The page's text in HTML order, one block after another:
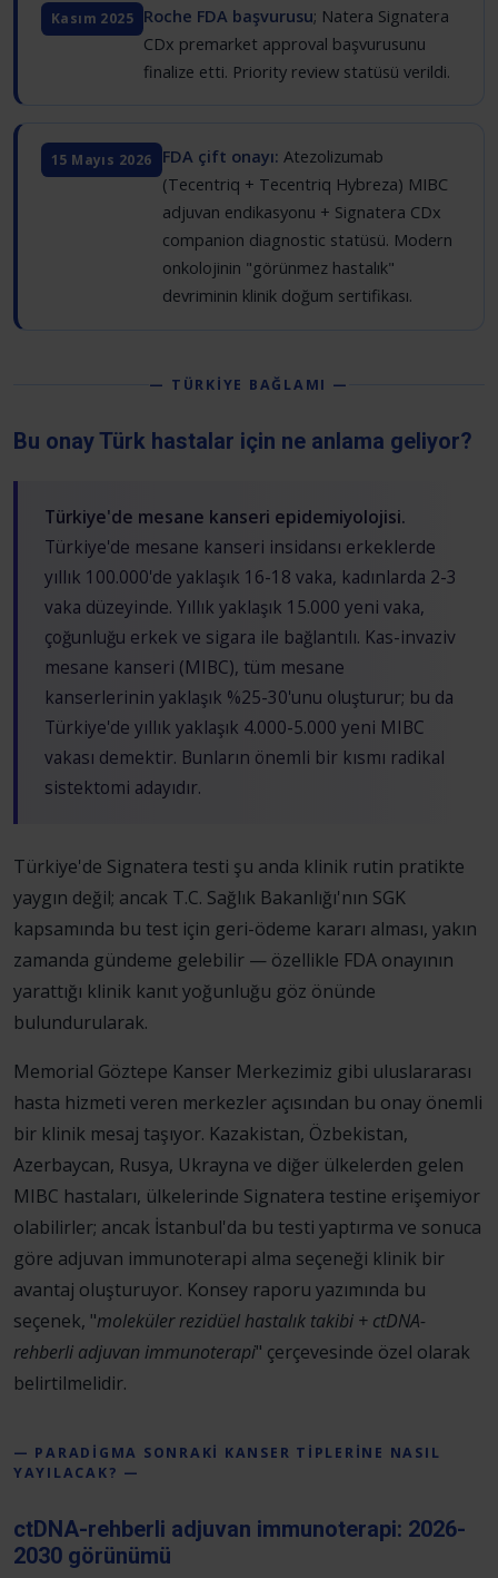
Kasım 2025 Roche FDA başvurusu; Natera Signatera
CDx premarket approval başvurusunu
finalize etti. Priority review statüsü verildi.
15 Mayıs 2026 FDA çift onayı: Atezolizumab
(Tecentriq + Tecentriq Hybreza) MIBC
adjuvan endikasyonu + Signatera CDx
companion diagnostic statüsü. Modern
onkolojinin "görünmez hastalık"
devriminin klinik doğum sertifikası.
— TÜRKİYE BAĞLAMI —
Bu onay Türk hastalar için ne anlama geliyor?
Türkiye'de mesane kanseri epidemiyolojisi.
Türkiye'de mesane kanseri insidansı erkeklerde
yıllık 100.000'de yaklaşık 16-18 vaka, kadınlarda 2-3
vaka düzeyinde. Yıllık yaklaşık 15.000 yeni vaka,
çoğunluğu erkek ve sigara ile bağlantılı. Kas-invaziv
mesane kanseri (MIBC), tüm mesane
kanserlerinin yaklaşık %25-30'unu oluşturur; bu da
Türkiye'de yıllık yaklaşık 4.000-5.000 yeni MIBC
vakası demektir. Bunların önemli bir kısmı radikal
sistektomi adayıdır.
Türkiye'de Signatera testi şu anda klinik rutin pratikte
yaygın değil; ancak T.C. Sağlık Bakanlığı'nın SGK
kapsamında bu test için geri-ödeme kararı alması, yakın
zamanda gündeme gelebilir — özellikle FDA onayının
yarattığı klinik kanıt yoğunluğu göz önünde
bulundurularak.
Memorial Göztepe Kanser Merkezimiz gibi uluslararası
hasta hizmeti veren merkezler açısından bu onay önemli
bir klinik mesaj taşıyor. Kazakistan, Özbekistan,
Azerbaycan, Rusya, Ukrayna ve diğer ülkelerden gelen
MIBC hastaları, ülkelerinde Signatera testine erişemiyor
olabilirler; ancak İstanbul'da bu testi yaptırma ve sonuca
göre adjuvan immunoterapi alma seçeneği klinik bir
avantaj oluşturuyor. Konsey raporu yazımında bu
seçenek, "moleküler rezidüel hastalık takibi + ctDNA-
rehberli adjuvan immunoterapi" çerçevesinde özel olarak
belirtilmelidir.
— PARADİGMA SONRAKİ KANSER TİPLERİNE NASIL
YAYILACAK? —
ctDNA-rehberli adjuvan immunoterapi: 2026-
2030 görünümü